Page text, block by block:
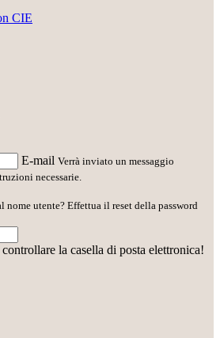
CIE
E-mail Verrà inviato un messaggio
necessarie.
nome utente? Effettua il reset della password
la casella di posta elettronica!